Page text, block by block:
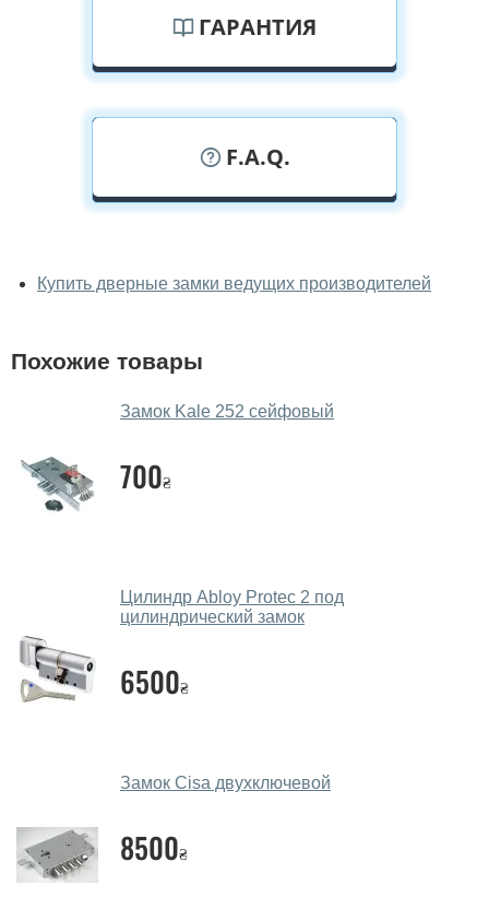
ГАРАНТИЯ
F.A.Q.
вживую?
дверей.
Помогаете ли вы выбрать замки?
в нашем салоне-магазине.
Какие замки посоветуете?
Наши рекомендации зависят от необходимых
параметров, Вашего бюджета и других факторов.
Замеры дверей делаете?
Да, делаем. Наши специалисты могут произвести
замер и консультацию на выезде. Каждый сотрудник
Купить дверные замки ведущих производителей
Похожие товары
Замок Kale 252 сейфовый
700₴
Цилиндр Abloy Protec 2 под
цилиндрический замок
6500₴
Замок Cisa двухключевой
8500₴